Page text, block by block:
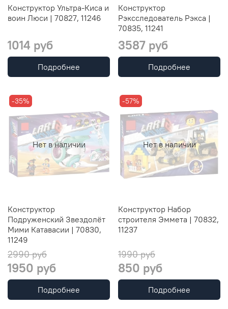
Конструктор Ультра-Киса и
воин Люси | 70827, 11246
1014 руб
Подробнее
Конструктор
Рэксследователь Рэкса |
70835, 11241
3587 руб
Подробнее
Нет в наличии
-35%
Конструктор
Подруженский Звездолёт
Мими Катавасии | 70830,
11249
2990 руб
1950 руб
Подробнее
Нет в наличии
-57%
Конструктор Набор
строителя Эммета | 70832,
11237
1990 руб
850 руб
Подробнее